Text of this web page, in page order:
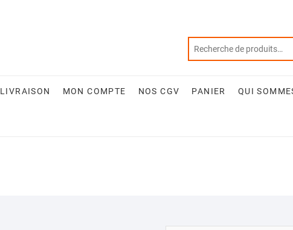
LIVRAISON MON COMPTE NOS CGV PANIER QUI